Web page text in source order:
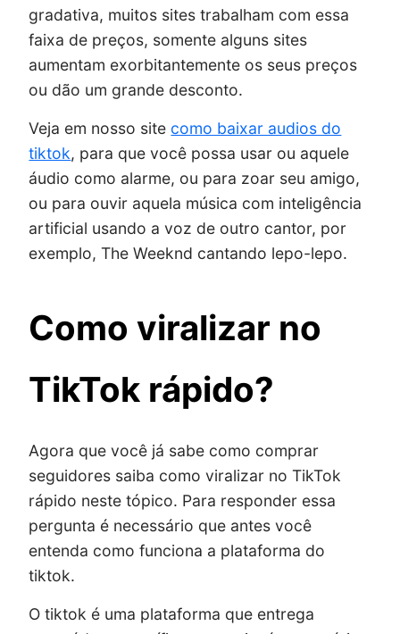
gradativa, muitos sites trabalham com essa
faixa de preços, somente alguns sites
aumentam exorbitantemente os seus preços
ou dão um grande desconto.
Veja em nosso site como baixar audios do
tiktok, para que você possa usar ou aquele
áudio como alarme, ou para zoar seu amigo,
ou para ouvir aquela música com inteligência
artificial usando a voz de outro cantor, por
exemplo, The Weeknd cantando lepo-lepo.
Como viralizar no
TikTok rápido?
Agora que você já sabe como comprar
seguidores saiba como viralizar no TikTok
rápido neste tópico. Para responder essa
pergunta é necessário que antes você
entenda como funciona a plataforma do
tiktok.
O tiktok é uma plataforma que entrega